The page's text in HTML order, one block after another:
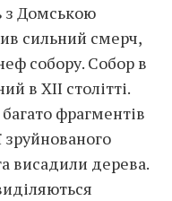
з Домською
сильний смерч,
собору. Собор в
в XII столітті.
фрагментів
зруйнованого
висадили дерева.